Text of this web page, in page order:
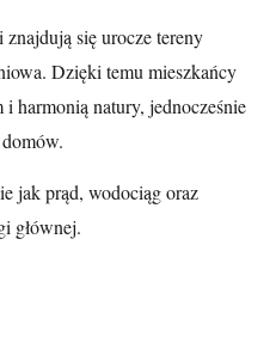
się urocze tereny
Dzięki temu mieszkańcy
harmonią natury, jednocześnie
jak prąd, wodociąg oraz
głównej.